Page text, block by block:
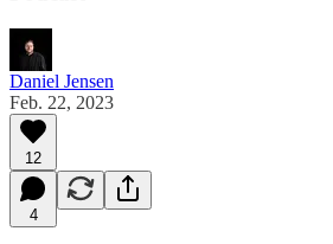
Daniel Jensen
Feb. 22, 2023
12
4